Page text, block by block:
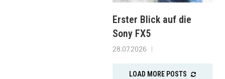
Erster Blick auf die
Sony FX5
28.07.2026
LOAD MORE POSTS